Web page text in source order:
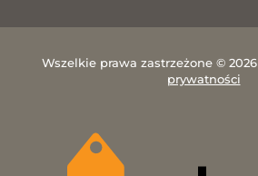
Wszelkie prawa zastrzeżone © 2026
prywatności